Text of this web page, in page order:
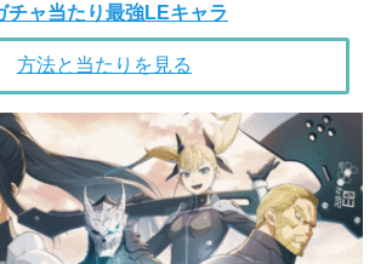
チャ当たり最強LEキャラ
方法と当たりを見る